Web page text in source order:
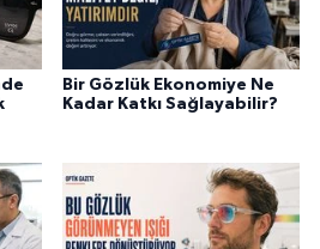
Bir Gözlük Ekonomiye Ne
Kadar Katkı Sağlayabilir?